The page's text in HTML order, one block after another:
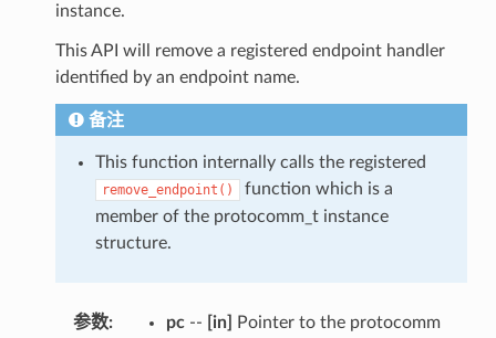
instance.
This API will remove a registered endpoint handler
identified by an endpoint name.
备注
This function internally calls the registered
remove_endpoint()
function which is a
member of the protocomm_t instance
structure.
参数: pc-- [in]
Pointer to the protocomm